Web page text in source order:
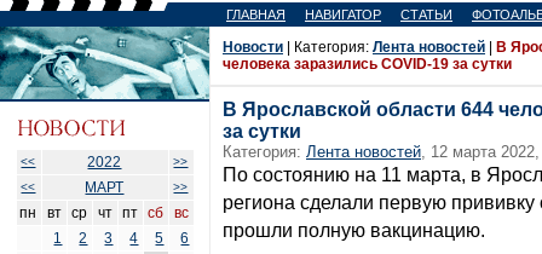
ГЛАВНАЯ НАВИГАТОР СТАТЬИ
<< 2022
>>
<<
МАРТ >>
пн вт ср чт пт сб
вс
1
2 3 4 5
6
Новости | Категория: Лента новостей
В
человека заразились COVID-19 за сутки
В Ярославской области 644
за сутки
Категория: Лента новостей, 12 марта
По состоянию на 11 марта, в
региона сделали первую
прошли полную вакцинацию.